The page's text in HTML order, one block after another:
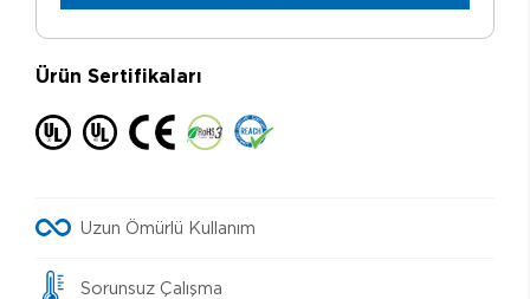
Ürün Sertifikaları
Uzun Ömürlü Kullanım
Sorunsuz Çalışma